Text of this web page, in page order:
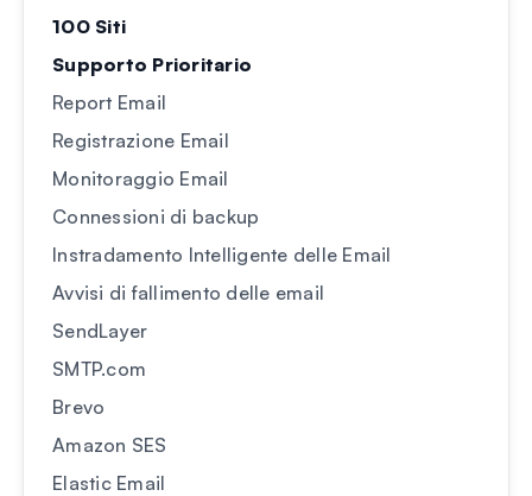
100 Siti
Supporto Prioritario
Report Email
Registrazione Email
Monitoraggio Email
Connessioni di backup
Instradamento Intelligente delle Email
Avvisi di fallimento delle email
SendLayer
SMTP.com
Brevo
Amazon SES
Elastic Email